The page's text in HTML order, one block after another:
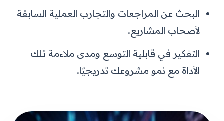
البحث عن المراجعات والتجارب العملية السابقة
لأصحاب المشاريع.
التفكير في قابلية التوسع ومدى ملاءمة تلك
الأداة مع نمو مشروعك تدريجيًا.